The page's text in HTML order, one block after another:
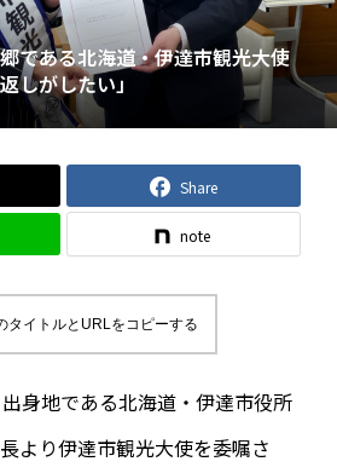
である北海道・伊達市観光大使
しがしたい」
Share
note
タイトルとURLをコピーする
身地である北海道・伊達市役所
より伊達市観光大使を委嘱さ